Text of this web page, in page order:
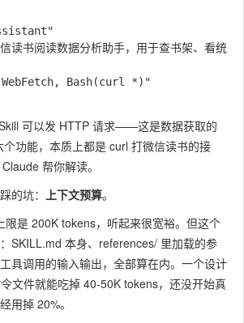
书阅读数据分析助手，用于查书架、看统
Bash(curl *)"
可以发 HTTP 请求——这是数据获取的
个功能，本质上都是 curl 打微信读书的接
帮你解读。
的坑： 上下文预算。
限是 200K tokens，听起来很宽裕。但这个
SKILL.md 本身、references/ 里加载的参
具调用的输入输出，全部算在内。一个设计
文件就能吃掉 40-50K tokens，还没开始真
用掉 20%。